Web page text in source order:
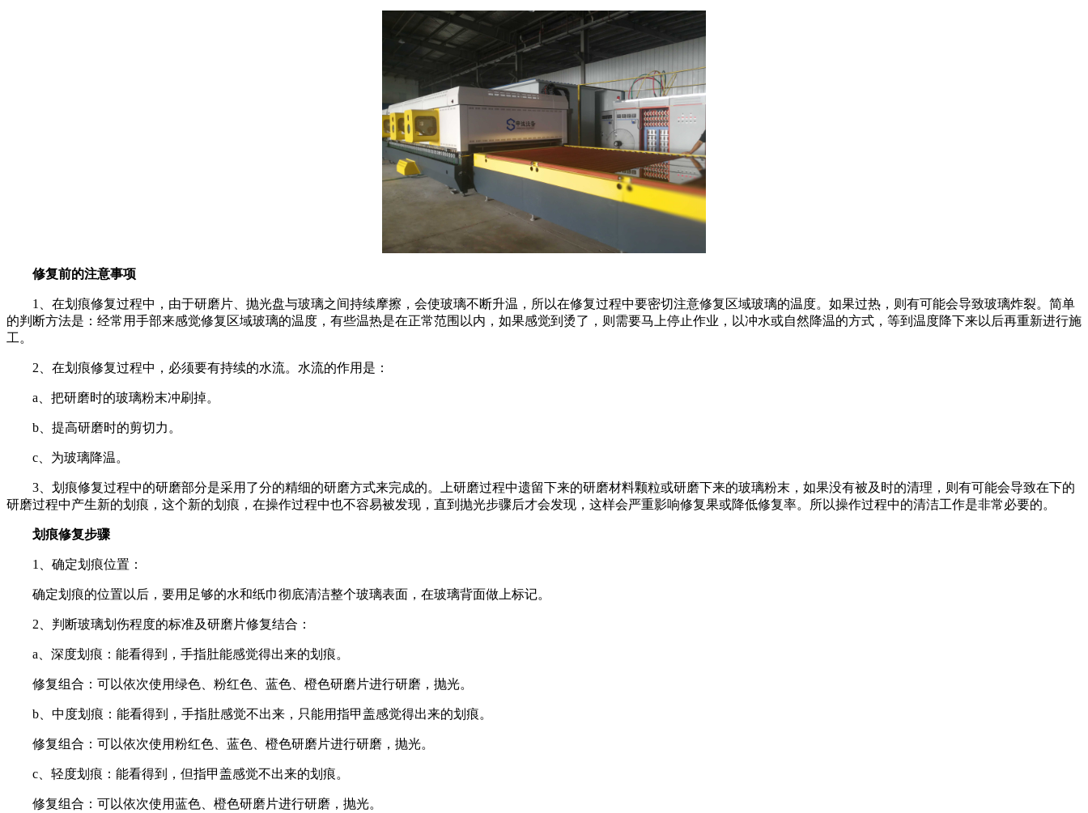
修复前的注意事项
1
、在划痕修复过程中，由于研磨片、抛光盘与玻璃之间持续摩擦，会使玻璃不断升温，所以在修复过程中要密切注意修复区域玻璃的温度。如果过热，则有可能会导致玻璃炸裂。简单
的判断方法是：经常用手部来感觉修复区域玻璃的温度，有些温热是在正常范围以内，如果感觉到烫了，则需要马上停止作业，以冲水或自然降温的方式，等到温度降下来以后再重新进行施
工。
2 、在划痕修复过程中，必须要有持续的水流。水流的作用是：
a 、把研磨时的玻璃粉末冲刷掉。
b 、提高研磨时的剪切力。
c 、为玻璃降温。
3 、划痕修复过程中的研磨部分是采用了分的精细的研磨方式来完成的。上研磨过程中遗留下来的研磨材料颗粒或研磨下来的玻璃粉末，如果没有被及时的清理，则有可能会导致在下的
研磨过程中产生新的划痕，这个新的划痕，在操作过程中也不容易被发现，直到抛光步骤后才会发现，这样会严重影响修复果或降低修复率。所以操作过程中的清洁工作是非常必要的。
划痕修复步骤
1 、确定划痕位置：
确定划痕的位置以后，要用足够的水和纸巾彻底清洁整个玻璃表面，在玻璃背面做上标记。
2 、判断玻璃划伤程度的标准及研磨片修复结合：
a 、深度划痕：能看得到，手指肚能感觉得出来的划痕。
修复组合：可以依次使用绿色、粉红色、蓝色、橙色研磨片进行研磨，抛光。
b 、中度划痕：能看得到，手指肚感觉不出来，只能用指甲盖感觉得出来的划痕。
修复组合：可以依次使用粉红色、蓝色、橙色研磨片进行研磨，抛光。
c 、轻度划痕：能看得到，但指甲盖感觉不出来的划痕。
修复组合：可以依次使用蓝色、橙色研磨片进行研磨，抛光。